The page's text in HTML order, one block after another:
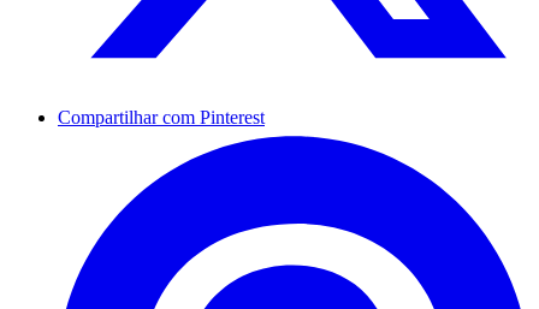
Compartilhar com Pinterest